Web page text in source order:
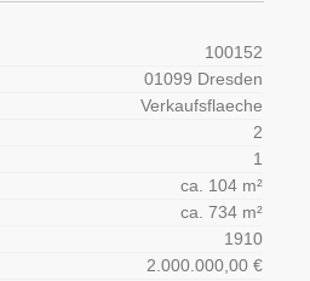
100152
01099 Dresden
Verkaufsflaeche
2
1
ca. 104 m²
ca. 734 m²
1910
2.000.000,00 €